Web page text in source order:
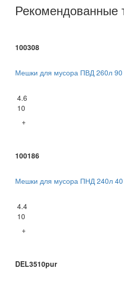
Рекомендованные
100308
Мешки для мусора ПВД 260л
4.6
10
+
100186
Мешки для мусора ПНД 240л
4.4
10
+
DEL3510pur